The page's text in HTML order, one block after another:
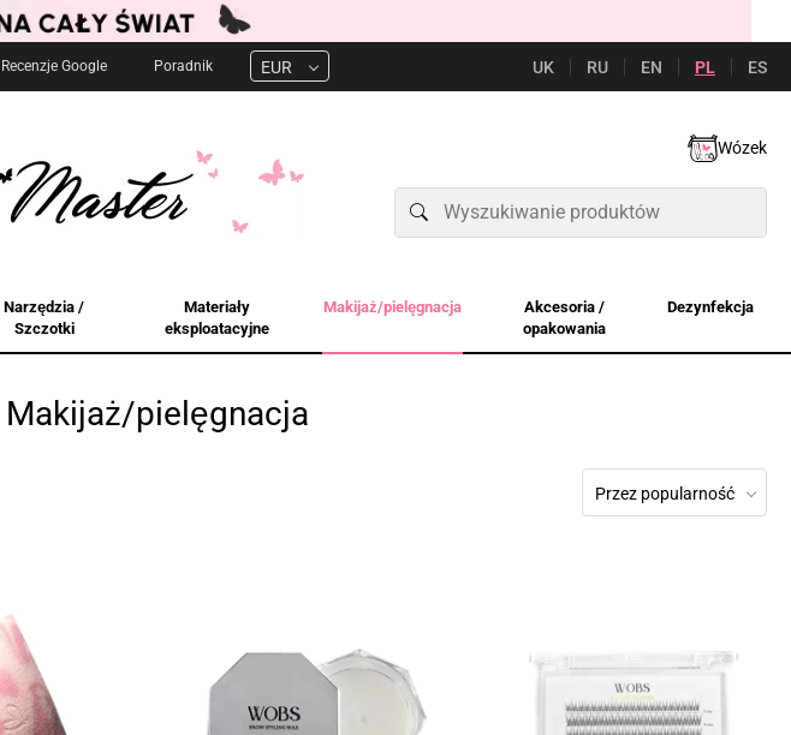
Recenzje Google Poradnik EUR UK RU EN PL ES
Wózek
Narzędzia /
Szczotki
Materiały
eksploatacyjne
Makijaż/pielęgnacja
Akcesoria /
opakowania
Dezynfekcja
Makijaż/pielęgnacja
Przez popularność